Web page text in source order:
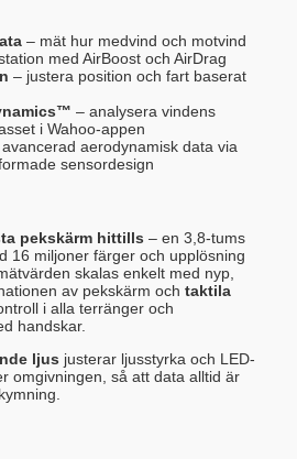
– mät hur medvind och motvind
med AirBoost och AirDrag
– justera position och fart baserat
– analysera vindens
i Wahoo-appen
aerodynamisk data via
sensordesign
pekskärm hittills – en 3,8-tums
16 miljoner färger och upplösning
skalas enkelt med nyp,
av pekskärm och taktila
i alla terränger och
handskar.
ljus justerar ljusstyrka och LED-
omgivningen, så att data alltid är